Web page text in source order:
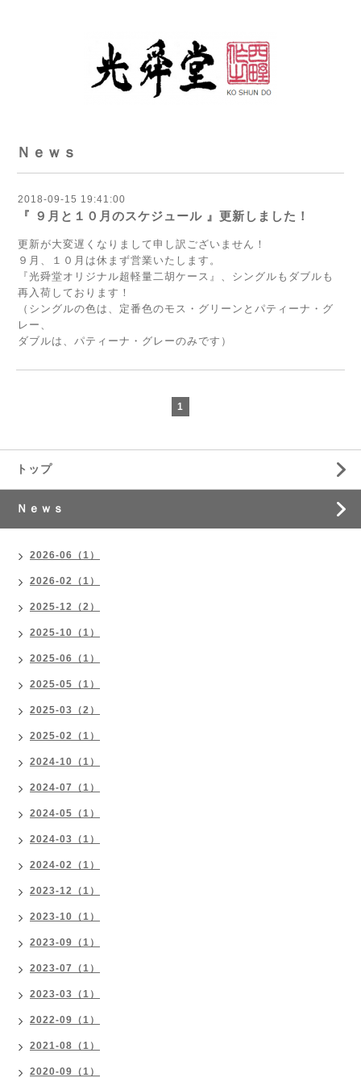
Ｎｅｗｓ
2018-09-15 19:41:00
『 ９月と１０月のスケジュール 』更新しました！
更新が大変遅くなりまして申し訳ございません！
９月、１０月は休まず営業いたします。
『光舜堂オリジナル超軽量二胡ケース』、シングルもダブルも
再入荷しております！
（シングルの色は、定番色のモス・グリーンとパティーナ・グ
レー、
ダブルは、パティーナ・グレーのみです）
1
トップ
Ｎｅｗｓ
2026-06（1）
2026-02（1）
2025-12（2）
2025-10（1）
2025-06（1）
2025-05（1）
2025-03（2）
2025-02（1）
2024-10（1）
2024-07（1）
2024-05（1）
2024-03（1）
2024-02（1）
2023-12（1）
2023-10（1）
2023-09（1）
2023-07（1）
2023-03（1）
2022-09（1）
2021-08（1）
2020-09（1）